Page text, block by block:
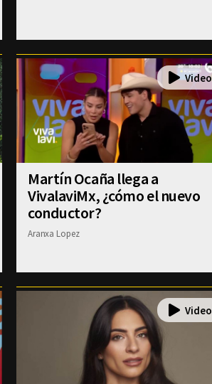
Martín Ocaña llega a
VivalaviMx, ¿cómo el nuevo
conductor?
Aranxa Lopez